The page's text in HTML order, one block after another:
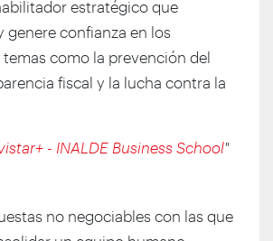
estratégico que
genere confianza en los
como la prevención del
fiscal y la lucha contra la
- INALDE Business School"
no negociables con las que